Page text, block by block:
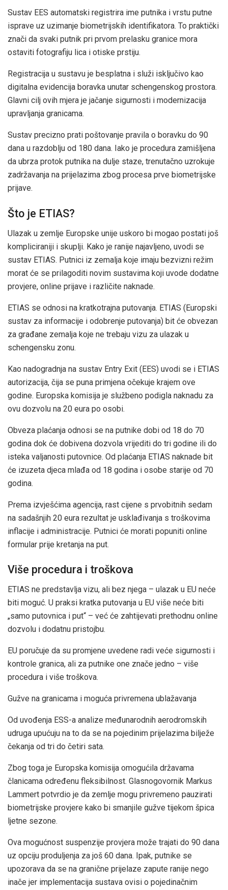
Sustav EES automatski registrira ime putnika i vrstu putne
isprave uz uzimanje biometrijskih identifikatora. To praktički
znači da svaki putnik pri prvom prelasku granice mora
ostaviti fotografiju lica i otiske prstiju.
Registracija u sustavu je besplatna i služi isključivo kao
digitalna evidencija boravka unutar schengenskog prostora.
Glavni cilj ovih mjera je jačanje sigurnosti i modernizacija
upravljanja granicama.
Sustav precizno prati poštovanje pravila o boravku do 90
dana u razdoblju od 180 dana. Iako je procedura zamišljena
da ubrza protok putnika na dulje staze, trenutačno uzrokuje
zadržavanja na prijelazima zbog procesa prve biometrijske
prijave.
Što je ETIAS?
Ulazak u zemlje Europske unije uskoro bi mogao postati još
kompliciraniji i skuplji. Kako je ranije najavljeno, uvodi se
sustav ETIAS. Putnici iz zemalja koje imaju bezvizni režim
morat će se prilagoditi novim sustavima koji uvode dodatne
provjere, online prijave i različite naknade.
ETIAS se odnosi na kratkotrajna putovanja. ETIAS (Europski
sustav za informacije i odobrenje putovanja) bit će obvezan
za građane zemalja koje ne trebaju vizu za ulazak u
schengensku zonu.
Kao nadogradnja na sustav Entry Exit (EES) uvodi se i ETIAS
autorizacija, čija se puna primjena očekuje krajem ove
godine. Europska komisija je službeno podigla naknadu za
ovu dozvolu na 20 eura po osobi.
Obveza plaćanja odnosi se na putnike dobi od 18 do 70
godina dok će dobivena dozvola vrijediti do tri godine ili do
isteka valjanosti putovnice. Od plaćanja ETIAS naknade bit
će izuzeta djeca mlađa od 18 godina i osobe starije od 70
godina.
Prema izvješćima agencija, rast cijene s prvobitnih sedam
na sadašnjih 20 eura rezultat je usklađivanja s troškovima
inflacije i administracije. Putnici će morati popuniti online
formular prije kretanja na put.
Više procedura i troškova
ETIAS ne predstavlja vizu, ali bez njega – ulazak u EU neće
biti moguć. U praksi kratka putovanja u EU više neće biti
„samo putovnica i put“ – već će zahtijevati prethodnu online
dozvolu i dodatnu pristojbu.
EU poručuje da su promjene uvedene radi veće sigurnosti i
kontrole granica, ali za putnike one znače jedno – više
procedura i više troškova.
Gužve na granicama i moguća privremena ublažavanja
Od uvođenja ESS-a analize međunarodnih aerodromskih
udruga upućuju na to da se na pojedinim prijelazima bilježe
čekanja od tri do četiri sata.
Zbog toga je Europska komisija omogućila državama
članicama određenu fleksibilnost. Glasnogovornik Markus
Lammert potvrdio je da zemlje mogu privremeno pauzirati
biometrijske provjere kako bi smanjile gužve tijekom špica
ljetne sezone.
Ova mogućnost suspenzije provjera može trajati do 90 dana
uz opciju produljenja za još 60 dana. Ipak, putnike se
upozorava da se na granične prijelaze zapute ranije nego
inače jer implementacija sustava ovisi o pojedinačnim